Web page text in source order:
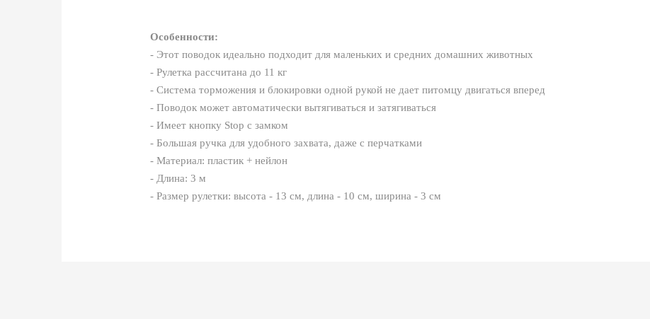
Особенности:
- Этот поводок идеально подходит для маленьких и средних домашних животных
- Рулетка рассчитана до 11 кг
- Система торможения и блокировки одной рукой не дает питомцу двигаться вперед
- Поводок может автоматически вытягиваться и затягиваться
- Имеет кнопку Stop с замком
- Большая ручка для удобного захвата, даже с перчатками
- Материал: пластик + нейлон
- Длина: 3 м
- Размер рулетки: высота - 13 см, длина - 10 см, ширина - 3 см